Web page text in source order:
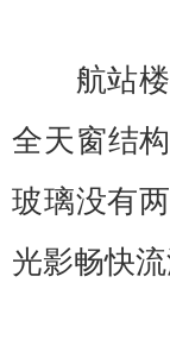
航站楼
全天窗结
玻璃没有
光影畅快流